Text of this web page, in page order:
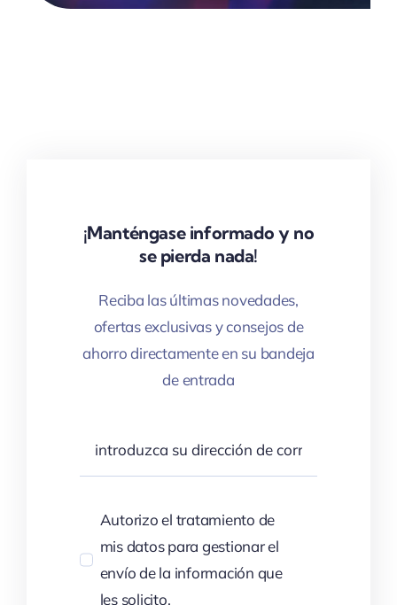
¡Manténgase informado y no
se pierda nada!
Reciba las últimas novedades,
ofertas exclusivas y consejos de
ahorro directamente en su bandeja
de entrada
Autorizo el tratamiento de
mis datos para gestionar el
envío de la información que
les solicito.